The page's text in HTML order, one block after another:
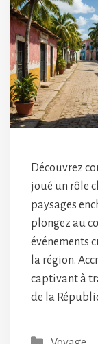
Découvrez
joué un rôle
paysages
plongez au
événements
la région.
captivant à
de la
Catégories